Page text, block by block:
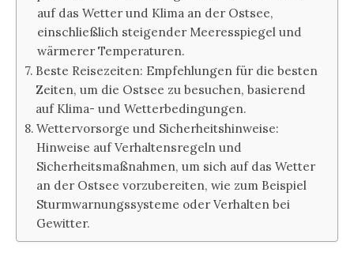
auf das Wetter und Klima an der Ostsee,
einschließlich steigender Meeresspiegel und
wärmerer Temperaturen.
Beste Reisezeiten: Empfehlungen für die besten
Zeiten, um die Ostsee zu besuchen, basierend
auf Klima- und Wetterbedingungen.
Wettervorsorge und Sicherheitshinweise:
Hinweise auf Verhaltensregeln und
Sicherheitsmaßnahmen, um sich auf das Wetter
an der Ostsee vorzubereiten, wie zum Beispiel
Sturmwarnungssysteme oder Verhalten bei
Gewitter.